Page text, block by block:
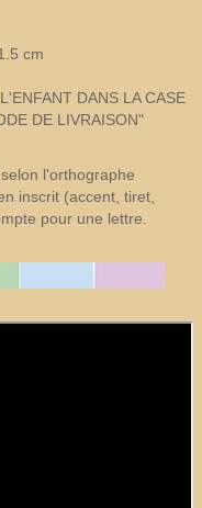
cm
DANS LA CASE
DE LIVRAISON"
l'orthographe
inscrit (accent, tiret,
pour une lettre.